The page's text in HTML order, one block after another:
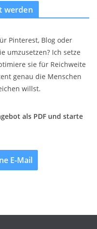
werden
Pinterest, Blog oder
umzusetzen? Ich setze
sie für Reichweite
genau die Menschen
willst.
als PDF und starte
E-Mail